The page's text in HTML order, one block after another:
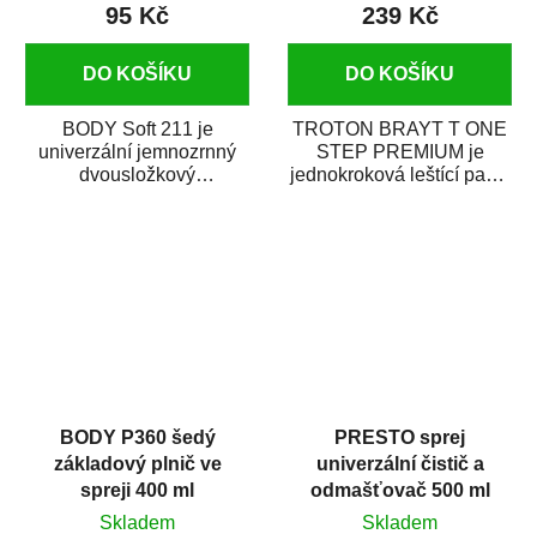
95 Kč
DO KOŠÍKU
BODY Soft 211 je
univerzální jemnozrnný
dvousložkový
239 Kč
DO KOŠÍKU
TROTON BRAYT T ONE
STEP PREMIUM je
jednokroková leštící pasta
BODY P360 šedý
základový plnič ve
spreji 400 ml
Skladem
PRESTO sprej
univerzální čistič a
odmašťovač 500 ml
Skladem